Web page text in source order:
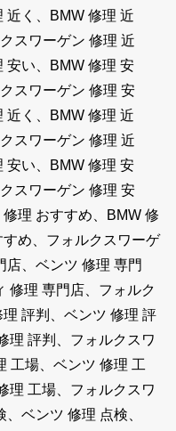
近く、BMW 修理 近
スワーゲン 修理 近
安い、BMW 修理 安
スワーゲン 修理 安
近く、BMW 修理 近
スワーゲン 修理 近
安い、BMW 修理 安
スワーゲン 修理 安
理 おすすめ、BMW 修
め、フォルクスワーゲ
店、ベンツ 修理 専門
修理 専門店、フォルク
評判、ベンツ 修理 評
理 評判、フォルクスワ
工場、ベンツ 修理 工
理 工場、フォルクスワ
ベンツ 修理 点検、